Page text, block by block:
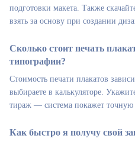
подготовки макета. Также
взять за основу при создании
Сколько стоит печать
типографии?
Стоимость печати плакатов
выбираете в калькуляторе.
тираж — система покажет точную
Как быстро я получу свой